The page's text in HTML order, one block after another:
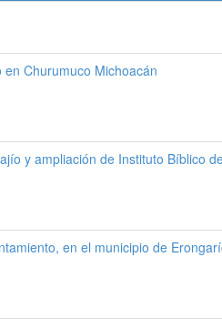
Churumuco Michoacán
y ampliación de Instituto Bíblico
en el municipio de